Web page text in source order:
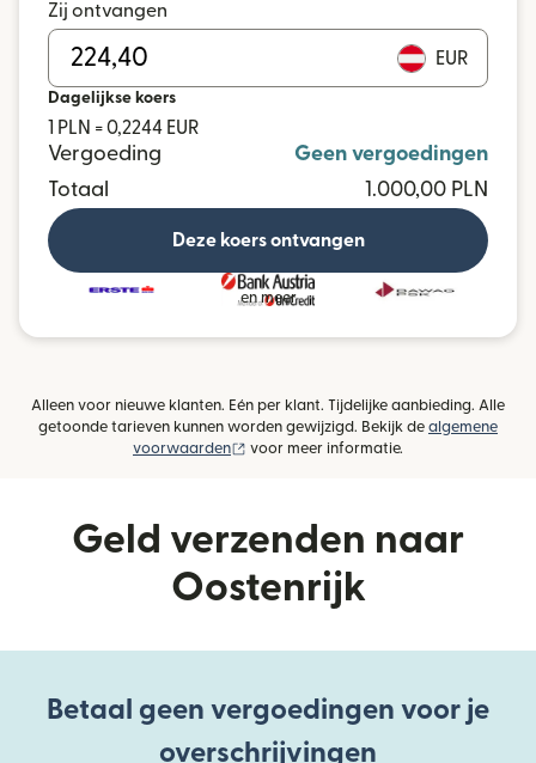
Zij ontvangen
EUR
Dagelijkse koers
1 PLN = 0,2244 EUR
Vergoeding
Geen vergoedingen
Totaal
1.000,00 PLN
Deze koers ontvangen
en meer
Alleen voor nieuwe klanten. Eén per klant. Tijdelijke aanbieding. Alle
getoonde tarieven kunnen worden gewijzigd. Bekijk de algemene
voorwaarden
(wordt geopend in een nieuw venster)
voor meer informatie.
Geld verzenden naar
Oostenrijk
Betaal geen vergoedingen voor je
overschrijvingen